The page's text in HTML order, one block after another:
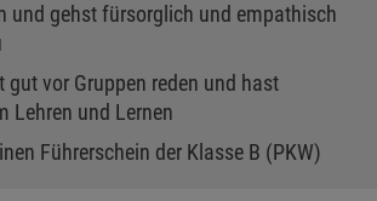
und gehst fürsorglich und empathisch
gut vor Gruppen reden und hast
Lehren und Lernen
Führerschein der Klasse B (PKW)